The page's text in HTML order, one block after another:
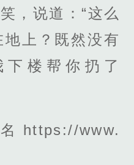
，说道：“这么
上？既然没有
下楼帮你扔了
https://www.